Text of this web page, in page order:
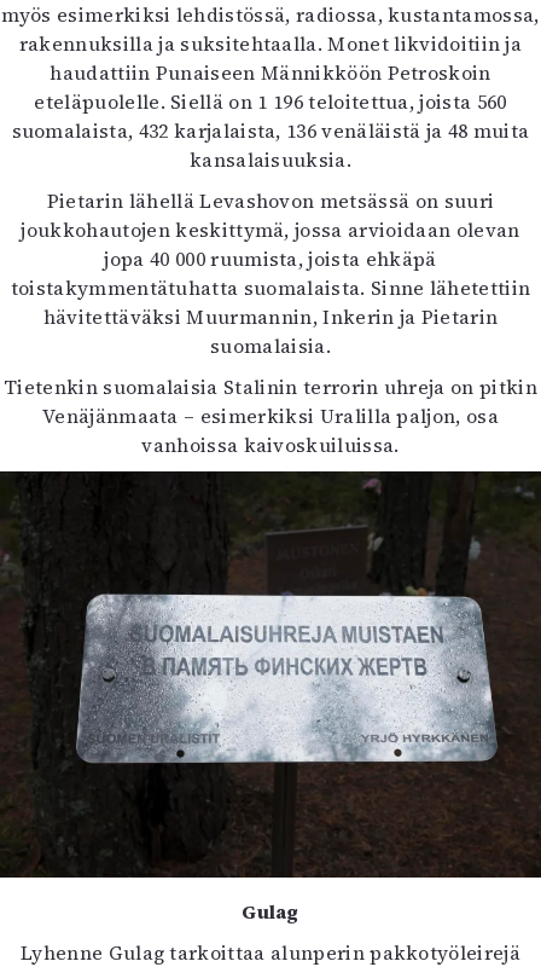
myös esimerkiksi lehdistössä, radiossa, kustantamossa,
rakennuksilla ja suksitehtaalla. Monet likvidoitiin ja
haudattiin Punaiseen Männikköön Petroskoin
eteläpuolelle. Siellä on 1 196 teloitettua, joista 560
suomalaista, 432 karjalaista, 136 venäläistä ja 48 muita
kansalaisuuksia.
Pietarin lähellä Levashovon metsässä on suuri
joukkohautojen keskittymä, jossa arvioidaan olevan
jopa 40 000 ruumista, joista ehkäpä
toistakymmentätuhatta suomalaista. Sinne lähetettiin
hävitettäväksi Muurmannin, Inkerin ja Pietarin
suomalaisia.
Tietenkin suomalaisia Stalinin terrorin uhreja on pitkin
Venäjänmaata – esimerkiksi Uralilla paljon, osa
vanhoissa kaivoskuiluissa.
Gulag
Lyhenne Gulag tarkoittaa alunperin pakkotyöleirejä